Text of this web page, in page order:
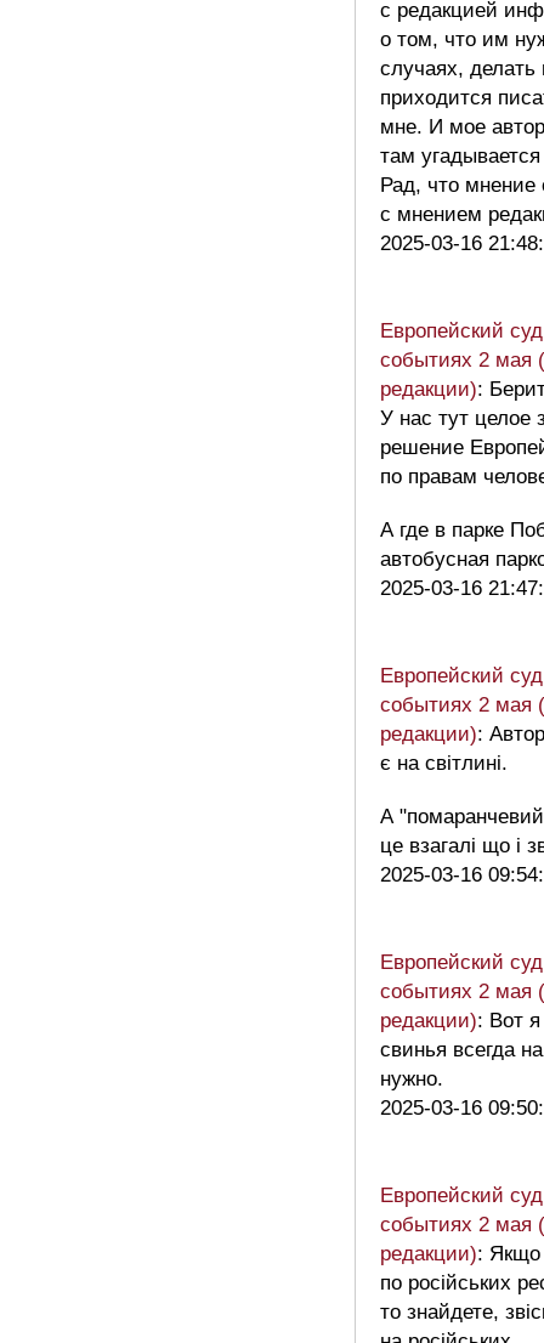
с редакцией
о том, что им
случаях, делать
приходится
мне. И мое
там
Рад, что мнение
с мнением
2025-03-16
Европейский
событиях 2 мая
редакции):
У нас тут целое
решение
по правам
А где в парке
автобусная
2025-03-16
Европейский
событиях 2 мая
редакции):
є на світлині.
А
це взагалі що і
2025-03-16
Европейский
событиях 2 мая
редакции): Вот
свинья всегда
нужно.
2025-03-16
Европейский
событиях 2 мая
редакции):
по російських
то знайдете,